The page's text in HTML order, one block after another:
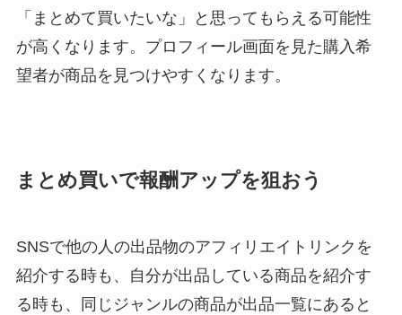
「まとめて買いたいな」と思ってもらえる可能性
が高くなります。プロフィール画面を見た購入希
望者が商品を見つけやすくなります。
まとめ買いで報酬アップを狙おう
SNSで他の人の出品物のアフィリエイトリンクを
紹介する時も、自分が出品している商品を紹介す
る時も、同じジャンルの商品が出品一覧にあると